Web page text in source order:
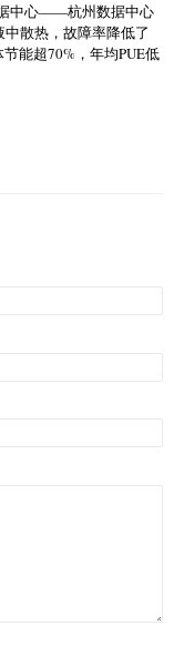
中心——杭州数据中心
散热，故障率降低了
能超70%，年均PUE低